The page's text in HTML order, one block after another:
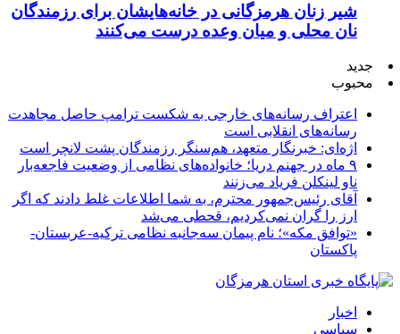
شیر زنان هرمزگانی در خانه‌هایشان برای رزمندگان
نان محلی و میان وعده درست می‌کنند
جدید
محبوب
اعتراف رسانه‌های خارجی به شکست ترامپ حاصل مجاهدت
رسانه‌های انقلابی است
اژه‌ای: خبرنگار متعهد، هم‌سنگر رزمندگان پشت لانچر است
۹ ماه در جهنم دریا؛ خانواده‌های نظامی از وضعیت فاجعه‌بار
ناو لینکلن فریاد می‌زنند
آقای رئیس‌جمهور محترم، به شما اطلاعات غلط دادند که اگر
ارز را گران نمی‌کردیم، قحطی می‌شد
«توافق مکه»؛ نام پیمان سه‌جانبه نظامی ترکیه-عربستان-
پاکستان
اخبار
سیاسی